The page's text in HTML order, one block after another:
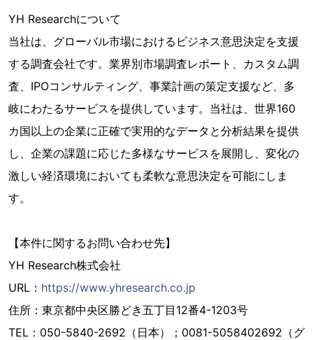
YH Researchについて
当社は、グローバル市場におけるビジネス意思決定を支援
する調査会社です。業界別市場調査レポート、カスタム調
査、IPOコンサルティング、事業計画の策定支援など、多
岐にわたるサービスを提供しています。当社は、世界160
カ国以上の企業に正確で実用的なデータと分析結果を提供
し、企業の課題に応じた多様なサービスを展開し、変化の
激しい経済環境においても柔軟な意思決定を可能にしま
す。
【本件に関するお問い合わせ先】
YH Research株式会社
URL： https://www.yhresearch.co.jp
住所：東京都中央区勝どき五丁目12番4-1203号
TEL：050-5840-2692（日本）；0081-5058402692（グ